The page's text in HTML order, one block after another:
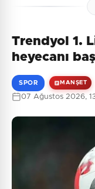
Henüz yorum
Trendyol 1.
heyecanı
SPOR MANŞET
07 Ağustos 2026,